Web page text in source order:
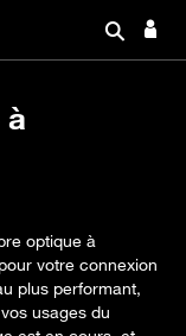
à
optique à
votre connexion
plus performant,
usages du